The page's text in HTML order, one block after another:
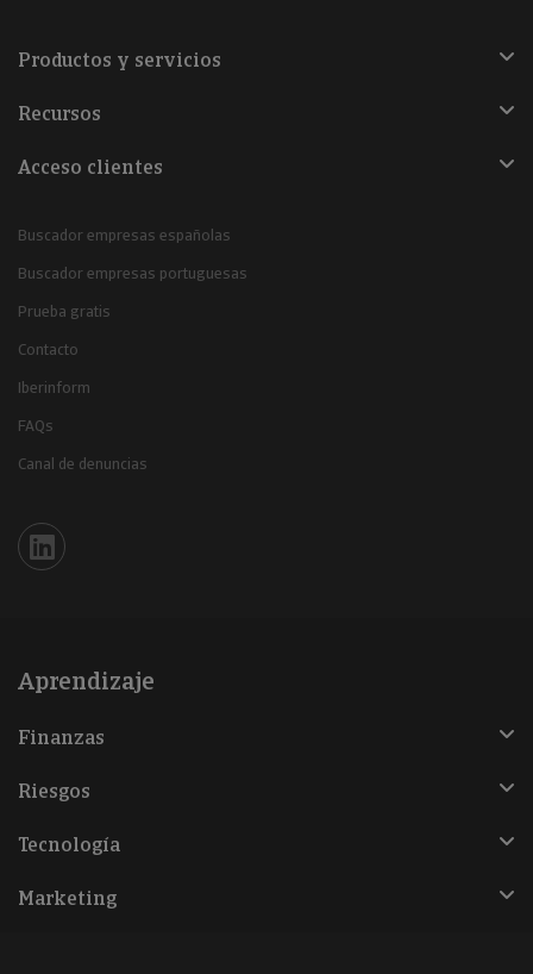
Productos y servicios
Recursos
Acceso clientes
Buscador empresas españolas
Buscador empresas portuguesas
Prueba gratis
Contacto
Iberinform
FAQs
Canal de denuncias
Iberinform en Linkedin
Aprendizaje
Finanzas
Riesgos
Tecnología
Marketing